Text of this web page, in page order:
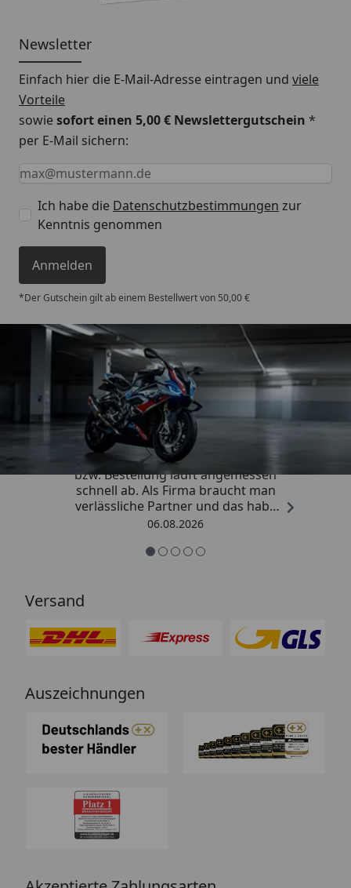
Newsletter
Einfach hier die E-Mail-Adresse eintragen und viele
Vorteile
sowiesofort einen 5,00 € Newslettergutschein *
per E-Mail sichern:
Keine Eingabe erforderlich
Eingabe erforderlich
E-Mail *
Ich habe die Datenschutzbestimmungen zur
Kenntnis genommen
Anmelden
*Der Gutschein gilt ab einem Bestellwert von 50,00 €
Trusted Shops
4,85/ 5
„Die Abwicklung eines Auftrages
bzw. Bestellung läuft angemessen
schnell ab. Als Firma braucht man
verlässliche Partner und das habe
ich hier gefunden.“
06.08.2026
Versand
Auszeichnungen